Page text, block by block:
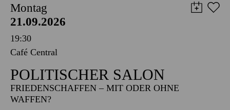
Montag
21.09.2026
19:30
Café Central
POLITISCHER SALON
FRIEDENSCHAFFEN – MIT ODER OHNE
WAFFEN?